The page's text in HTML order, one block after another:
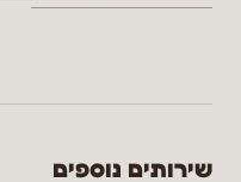
שירותים נוספים